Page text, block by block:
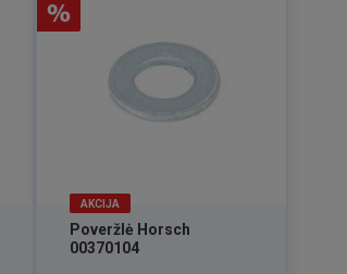
AKCIJA
Poveržlė Horsch
00370104